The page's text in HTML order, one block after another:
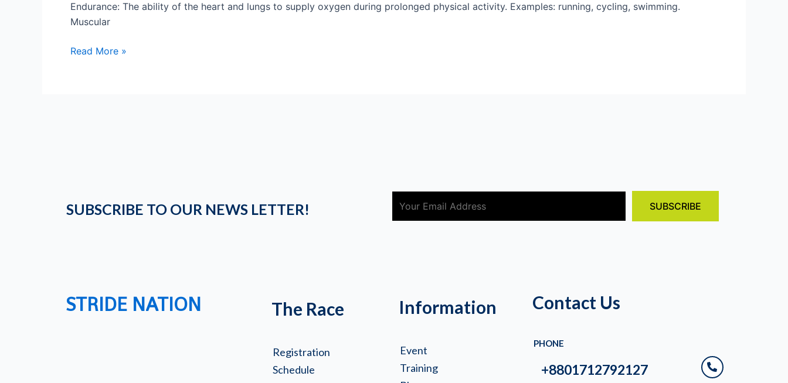
Endurance: The ability of the heart and lungs to supply oxygen during prolonged physical activity. Examples: running, cycling, swimming.
Muscular
Read More »
SUBSCRIBE TO OUR NEWS LETTER!
STRIDE NATION The Race
Registration
Schedule
Information
Event
Training
Contact Us
PHONE
+8801712792127